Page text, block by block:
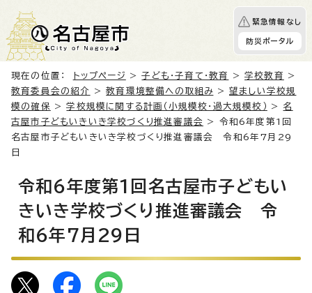
緊急情報なし
防災ポータル
現在の位置： トップページ >子ども・子育て・教育 >学校教育
>
教育委員会の紹介
>教育環境整備への取組み >望ましい学校規
模の確保 >学校規模に関する計画（小規模校・過大規模校） > 名
古屋市子どもいきいき学校づくり推進審議会
> 令和6年度第1回
名古屋市子どもいきいき学校づくり推進審議会 令和6年7月29
日
令和6年度第1回名古屋市子どもい
きいき学校づくり推進審議会 令
和6年7月29日